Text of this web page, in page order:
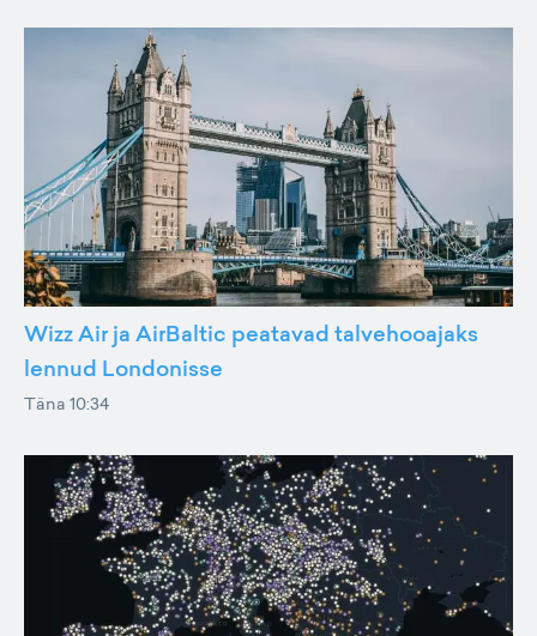
Wizz Air ja AirBaltic peatavad talvehooajaks
lennud Londonisse
Täna 10:34